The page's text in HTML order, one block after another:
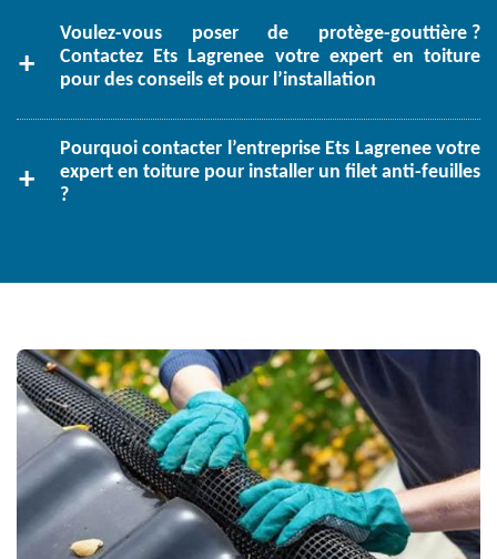
Voulez-vous poser de protège-gouttière ?
Contactez Ets Lagrenee votre expert en toiture
pour des conseils et pour l’installation
Pourquoi contacter l’entreprise Ets Lagrenee votre
expert en toiture pour installer un filet anti-feuilles
?